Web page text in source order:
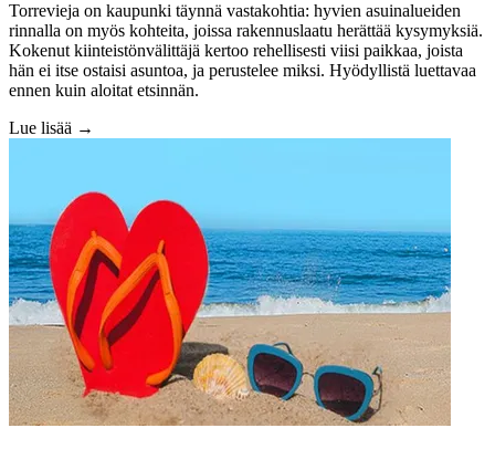
Torrevieja on kaupunki täynnä vastakohtia: hyvien asuinalueiden
rinnalla on myös kohteita, joissa rakennuslaatu herättää kysymyksiä.
Kokenut kiinteistönvälittäjä kertoo rehellisesti viisi paikkaa, joista
hän ei itse ostaisi asuntoa, ja perustelee miksi. Hyödyllistä luettavaa
ennen kuin aloitat etsinnän.
Lue lisää →